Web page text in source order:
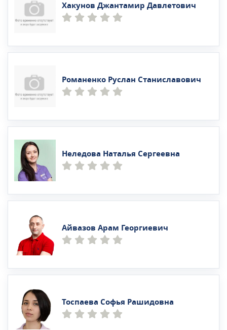
Хакунов Джантамир Давлетович
Романенко Руслан Станиславович
Неледова Наталья Сергеевна
Айвазов Арам Георгиевич
Тоспаева Софья Рашидовна